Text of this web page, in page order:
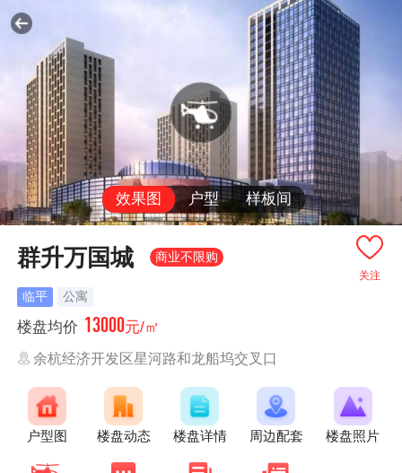
效果图 户型 样板间
关注
群升万国城 商业不限购
临平 公寓
楼盘均价 13000元/㎡
余杭经济开发区星河路和龙船坞交叉口
户型图 楼盘动态 楼盘详情 周边配套 楼盘照片